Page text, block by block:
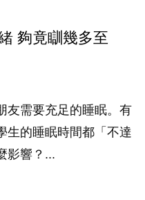
夠竟瞓幾多至
友需要充足的睡眠。有
生的睡眠時間都「不達
影響？...